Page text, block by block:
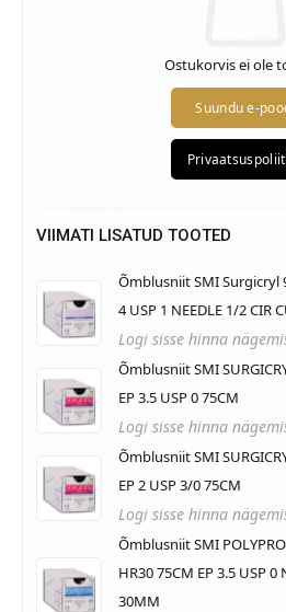
Ostukorvis ei ole
VIIMATI LISATUD TOOTED
Õmblusniit SMI Surgicryl
4 USP 1 NEEDLE 1/2 CIR
Logi sisse hinna
Õmblusniit SMI
EP 3.5 USP 0 75CM
Logi sisse hinna
Õmblusniit SMI
EP 2 USP 3/0 75CM
Logi sisse hinna
Õmblusniit SMI
HR30 75CM EP 3.5 USP 0
30MM